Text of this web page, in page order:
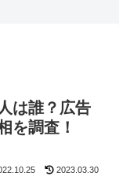
は誰？広告
を調査！
2023.03.30